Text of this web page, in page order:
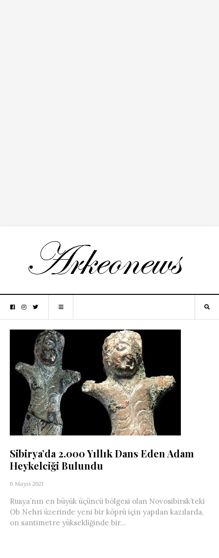
Sibirya’da 2.000 Yıllık Dans Eden Adam
Heykelciği Bulundu
6 Mayıs 2021
Rusya’nın en büyük üçüncü bölgesi olan Novosibirsk’teki
Ob Nehri üzerinde yeni bir köprü için yapılan kazılarda,
on santimetre yüksekliğinde bir...